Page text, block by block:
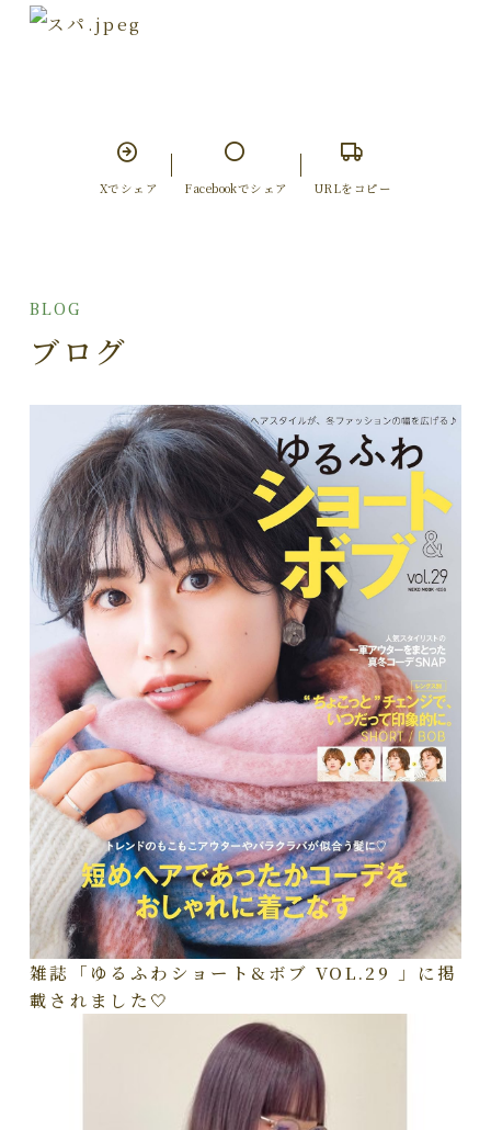
Xでシェア Facebookでシェア URLをコピー
BLOG
ブログ
雑誌「ゆるふわショート&ボブ VOL.29 」に掲
載されました🤍